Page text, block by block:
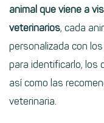
animal que viene a
veterinarios, cada
personalizada con
para identificarlo, los
así como las
veterinaria.